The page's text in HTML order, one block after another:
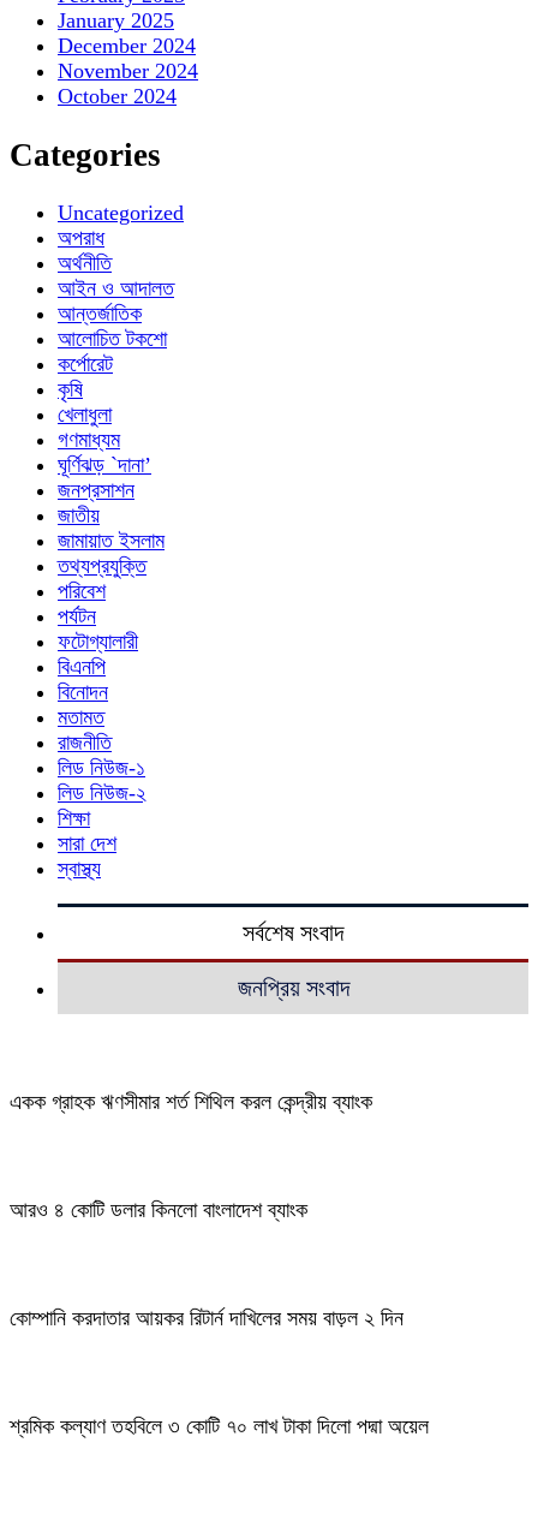
January 2025
December 2024
November 2024
October 2024
Categories
Uncategorized
অপরাধ
অর্থনীতি
আইন ও আদালত
আন্তর্জাতিক
আলোচিত টকশো
কর্পোরেট
কৃষি
খেলাধুলা
গণমাধ্যম
ঘূর্ণিঝড় `দানা’
জনপ্রসাশন
জাতীয়
জামায়াত ইসলাম
তথ্যপ্রযুক্তি
পরিবেশ
পর্যটন
ফটোগ্যালারী
বিএনপি
বিনোদন
মতামত
রাজনীতি
লিড নিউজ-১
লিড নিউজ-২
শিক্ষা
সারা দেশ
স্বাস্থ্য
সর্বশেষ সংবাদ
জনপ্রিয় সংবাদ
একক গ্রাহক ঋণসীমার শর্ত শিথিল করল কেন্দ্রীয় ব্যাংক
আরও ৪ কোটি ডলার কিনলো বাংলাদেশ ব্যাংক
কোম্পানি করদাতার আয়কর রিটার্ন দাখিলের সময় বাড়ল ২ দিন
শ্রমিক কল্যাণ তহবিলে ৩ কোটি ৭০ লাখ টাকা দিলো পদ্মা অয়েল